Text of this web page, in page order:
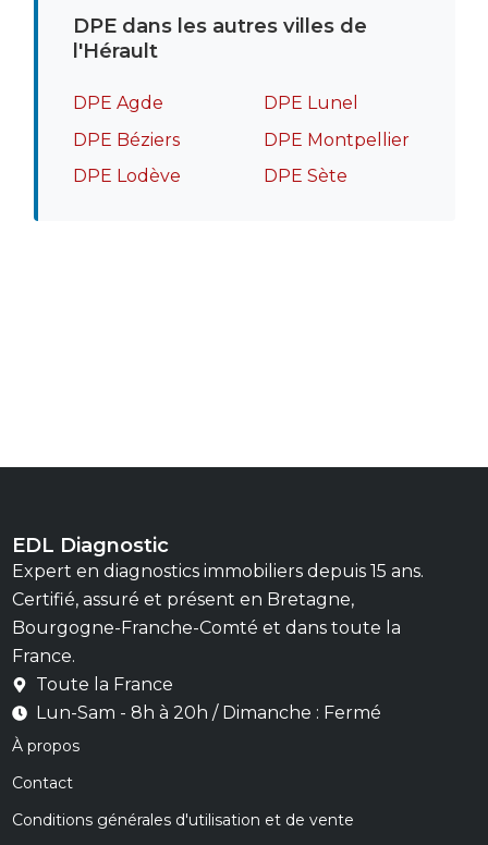
DPE dans les autres villes de
l'Hérault
DPE Agde
DPE Béziers
DPE Lodève
DPE Lunel
DPE Montpellier
DPE Sète
EDL Diagnostic
Expert en diagnostics immobiliers depuis 15 ans.
Certifié, assuré et présent en Bretagne,
Bourgogne-Franche-Comté et dans toute la
France.
Toute la France
Lun-Sam - 8h à 20h / Dimanche : Fermé
À propos
Contact
Conditions générales d'utilisation et de vente